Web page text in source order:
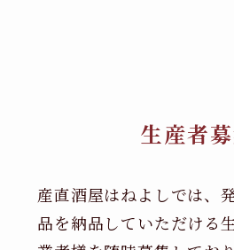
生産者
産直酒屋はねよしでは、
品を納品していただける